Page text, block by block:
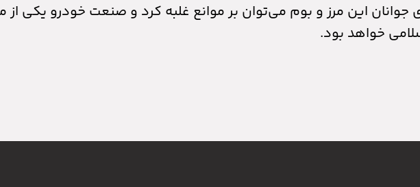
جوانان این مرز و بوم می‌توان بر موانع غلبه کرد و صنعت خودرو یکی از
خواهد بود.